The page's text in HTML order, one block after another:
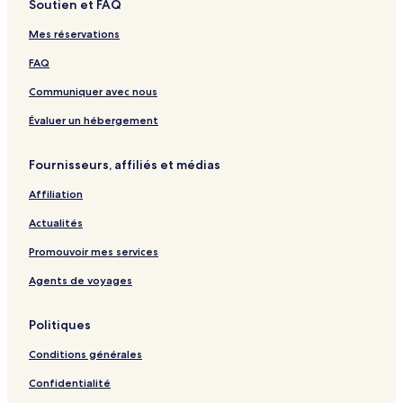
e
a
a
g
e
g
e
s
f
t
h
e
o
d
:
l
i
e
o
r
a
n
t
a
t
l
a
p
g
Soutien et FAQ
Mes réservations
FAQ
Communiquer avec nous
Évaluer un hébergement
Fournisseurs, affiliés et médias
Affiliation
Actualités
Promouvoir mes services
Agents de voyages
Politiques
Conditions générales
Confidentialité